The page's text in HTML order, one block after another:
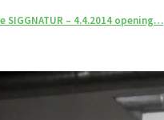
SIGGNATUR – 4.4.2014 opening…